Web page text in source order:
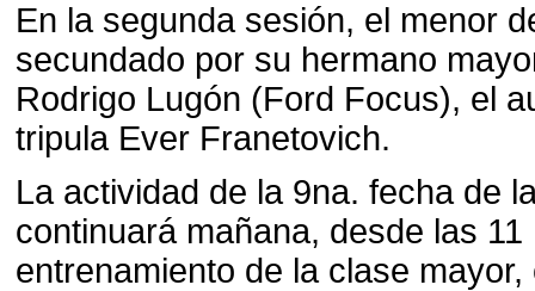
En la segunda sesión, el menor
secundado por su hermano
Rodrigo Lugón (Ford Focus), el
tripula Ever Franetovich.
La actividad de la 9na. fecha de
continuará mañana, desde las
entrenamiento de la clase